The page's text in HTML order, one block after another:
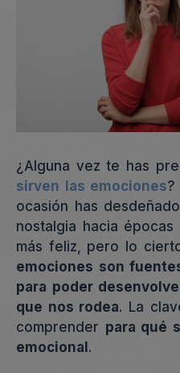
¿Alguna vez te has
sirven las emociones?
ocasión has
nostalgia hacia
más feliz, pero lo
emociones son
para poder
que nos rodea. La
comprender para qué
emocional .